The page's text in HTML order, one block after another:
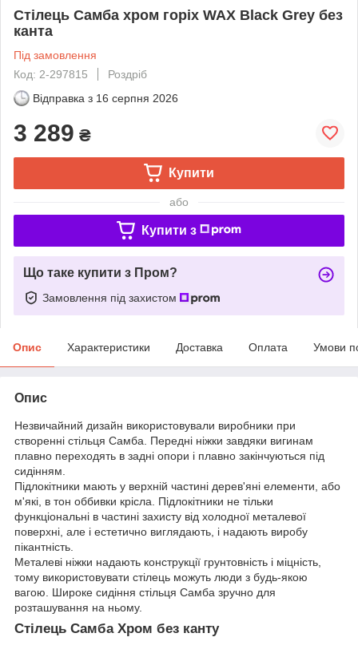
Стілець Самба хром горіх WAX Black Grey без
канта
Під замовлення
Код: 2-297815
Роздріб
Відправка з 16 серпня 2026
3 289 ₴
Купити
або
Купити з
Що таке купити з Пром?
Замовлення під захистом
Опис Характеристики Доставка Оплата Умови
Опис
Незвичайний дизайн використовували виробники при
створенні стільця Самба. Передні ніжки завдяки вигинам
плавно переходять в задні опори і плавно закінчуються під
сидінням.
Підлокітники мають у верхній частині дерев'яні елементи, або
м'які, в тон оббивки крісла. Підлокітники не тільки
функціональні в частині захисту від холодної металевої
поверхні, але і естетично виглядають, і надають виробу
пікантність.
Металеві ніжки надають конструкції грунтовність і міцність,
тому використовувати стілець можуть люди з будь-якою
вагою. Широке сидіння стільця Самба зручно для
розташування на ньому.
Стілець Самба Хром без канту